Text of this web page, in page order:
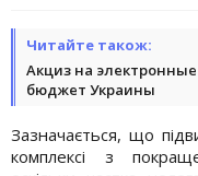
Читайте також:
Акциз на
бюджет Украины
Зазначається, що
комплексі з